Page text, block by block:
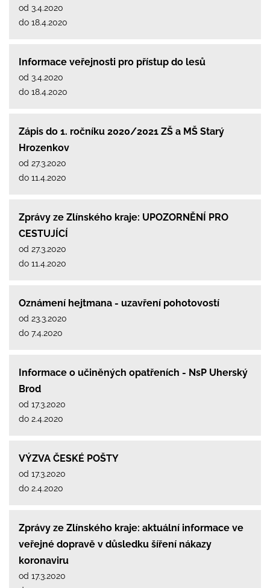
od 3.4.2020
do 18.4.2020
Informace veřejnosti pro přístup do lesů
od 3.4.2020
do 18.4.2020
Zápis do 1. ročníku 2020/2021 ZŠ a MŠ Starý
Hrozenkov
od 27.3.2020
do 11.4.2020
Zprávy ze Zlínského kraje: UPOZORNĚNÍ PRO
CESTUJÍCÍ
od 27.3.2020
do 11.4.2020
Oznámení hejtmana - uzavření pohotovostí
od 23.3.2020
do 7.4.2020
Informace o učiněných opatřeních - NsP Uherský
Brod
od 17.3.2020
do 2.4.2020
VÝZVA ČESKÉ POŠTY
od 17.3.2020
do 2.4.2020
Zprávy ze Zlínského kraje: aktuální informace ve
veřejné dopravě v důsledku šíření nákazy
koronaviru
od 17.3.2020